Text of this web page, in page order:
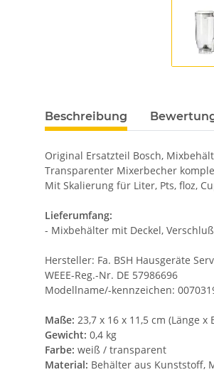
Beschreibung
Original Ersatzteil Bosch,
Transparenter Mixerbecher
Mit Skalierung für Liter, Pts, floz,
Lieferumfang:
- Mixbehälter mit Deckel,
Hersteller: Fa. BSH Hausgeräte
WEEE-Reg.-Nr. DE 57986696
Modellname/-kennzeichen:
Maße: 23,7 x 16 x 11,5 cm (Länge x
Gewicht: 0,4 kg
Farbe: weiß / transparent
Material: Behälter aus Kunststoff,